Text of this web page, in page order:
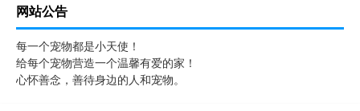
网站公告
每一个宠物都是小天使！
给每个宠物营造一个温馨有爱的家！
心怀善念，善待身边的人和宠物。